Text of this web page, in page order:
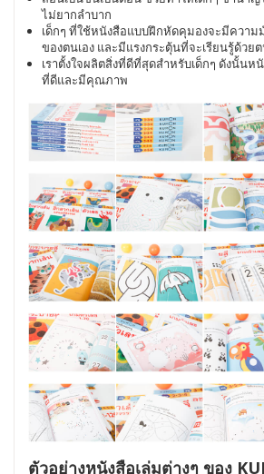
ไม่ยากลำบาก
เด็กๆ ที่ใช้หนังสือแบบฝึกหัดคุมองจะมีความ
ของตนเอง และมีแรงกระตุ้นที่จะเรียนรู้ด้วยต
เราตั้งใจผลิตสิ่งที่ดีที่สุดสำหรับเด็กๆ ดังนั้นห
ที่ดีและมีคุณภาพ
ตัวอย่างหนังสือเล่มต่างๆ ของ